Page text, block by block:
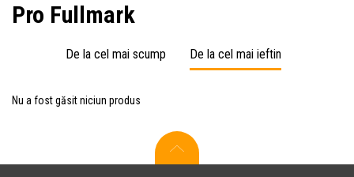
Pro Fullmark
De la cel mai scump De la cel mai ieftin
Nu a fost găsit niciun produs